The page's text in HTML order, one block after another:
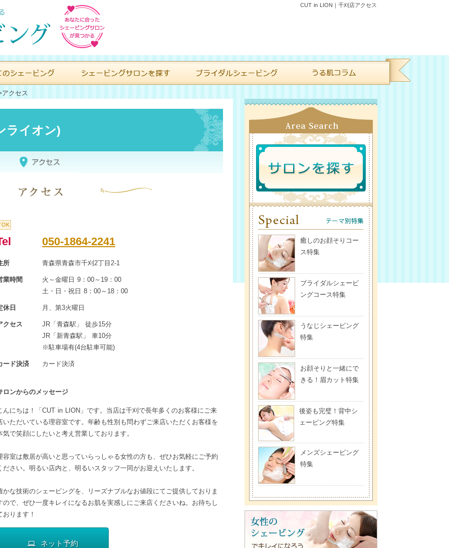
CUT in LION｜千刈店アクセス
アクセス
ライオン)
OK
050-1864-2241
所 青森県青森市千刈2丁目2-1
業時間
火～金曜日 9：00～19：00
土・日・祝日 8：00～18：00
休日 月、第3火曜日
クセス
JR「青森駅」 徒歩15分
JR「新青森駅」 車10分
※駐車場有(4台駐車可能)
ード決済 カード決済
ロンからのメッセージ
んにちは！「CUT in LION」です。当店は千刈で長年多くのお客様にご来
いただいている理容室です。年齢も性別も問わずご来店いただくお客様を
気で笑顔にしたいと考え営業しております。
容室は敷居が高いと思っていらっしゃる女性の方も、ぜひお気軽にご予約
ださい。明るい店内と、明るいスタッフ一同がお迎えいたします。
かな技術のシェービングを、リーズナブルなお値段にてご提供しておりま
ので、ぜひ一度キレイになるお肌を実感しにご来店くださいね。お待ちし
おります！
ネット予約
癒しのお顔そりコー
ス特集
ブライダルシェービ
ングコース特集
うなじシェービング
特集
お顔そりと一緒にで
きる！眉カット特集
後姿も完璧！背中シ
ェービング特集
メンズシェービング
特集